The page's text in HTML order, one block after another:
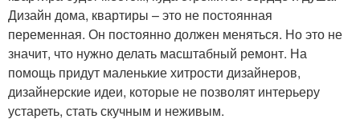
Дизайн дома, квартиры – это не постоянная
переменная. Он постоянно должен меняться. Но это не
значит, что нужно делать масштабный ремонт. На
помощь придут маленькие хитрости дизайнеров,
дизайнерские идеи, которые не позволят интерьеру
устареть, стать скучным и неживым.